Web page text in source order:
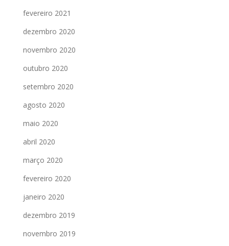
fevereiro 2021
dezembro 2020
novembro 2020
outubro 2020
setembro 2020
agosto 2020
maio 2020
abril 2020
março 2020
fevereiro 2020
janeiro 2020
dezembro 2019
novembro 2019